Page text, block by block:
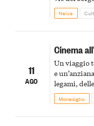
Winery
spumanti.
Neive
11
AGO
Cinema
Un viaggio
e
legami,
Monesiglio